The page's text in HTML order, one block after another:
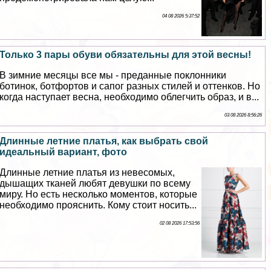
04 08 2026 5:37:52
Только 3 пары обуви обязательны для этой весны!
В зимние месяцы все мы - преданные поклонники
ботинок, ботфортов и сапог разных стилей и оттенков. Но
когда наступает весна, необходимо облегчить образ, и в...
03 08 2026 8:56:26
Длинные летние платья, как выбрать свой
идеальный вариант, фото
Длинные летние платья из невесомых,
дышащих тканей любят дeвyшки по всему
миру. Но есть несколько моментов, которые
необходимо прояснить. Кому стоит носить...
02 08 2026 17:53:56